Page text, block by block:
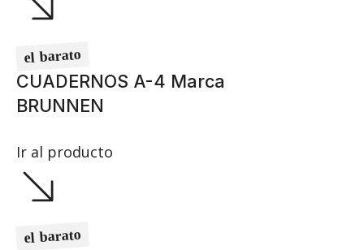
el barato
CUADERNOS A-4 Marca
BRUNNEN
Ir al producto
el barato